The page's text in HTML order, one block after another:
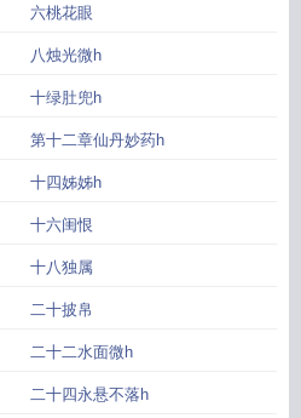
昼眠情诗璇枢星原文
六桃花眼
八烛光微h
十绿肚兜h
第十二章仙丹妙药h
十四姊姊h
十六闺恨
十八独属
二十披帛
二十二水面微h
二十四永悬不落h